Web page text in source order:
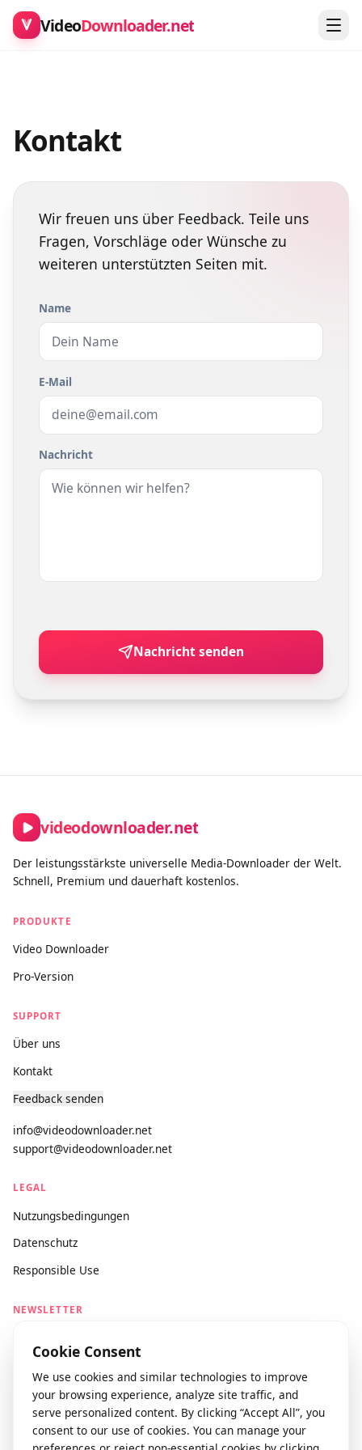
VideoDownloader.net
Kontakt
Wir freuen uns über Feedback. Teile uns
Fragen, Vorschläge oder Wünsche zu
weiteren unterstützten Seiten mit.
Name
E-Mail
Nachricht
Nachricht senden
videodownloader.net
Der leistungsstärkste universelle Media-Downloader der Welt.
PRODUKTE
Video Downloader
SUPPORT
Über uns
Kontakt
Feedback senden
support@videodownloader.net
LEGAL
Datenschutz
Responsible Use
NEWSLETTER
Stay updated with our latest features and releases.
Join
Cookie Consent
We use cookies and similar technologies to improve
your browsing experience, analyze site traffic, and